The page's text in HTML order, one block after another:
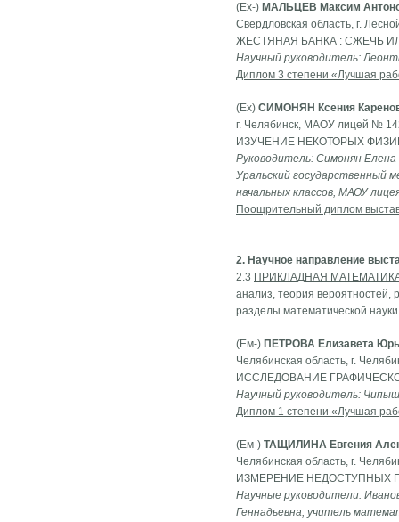
(Ех-) МАЛЬЦЕВ Максим
Свердловская область, г.
ЖЕСТЯНАЯ БАНКА : СЖЕЧЬ
Научный руководитель:
Диплом 3 степени «Лучшая
(Ех) СИМОНЯН Ксения
г. Челябинск, МАОУ лицей №
ИЗУЧЕНИЕ НЕКОТОРЫХ
Руководитель: Симонян
Уральский государственный
начальных классов, МАОУ
Поощрительный диплом
2. Научное направление
2.3 ПРИКЛАДНАЯ
анализ, теория вероятностей,
разделы математической
(Eм-) ПЕТРОВА Елизавета
Челябинская область, г.
ИССЛЕДОВАНИЕ
Научный руководитель:
Диплом 1 степени «Лучшая
(Ем-) ТАЩИЛИНА Евгения
Челябинская область, г.
ИЗМЕРЕНИЕ НЕДОСТУПНЫХ
Научные руководители:
Геннадьевна, учитель